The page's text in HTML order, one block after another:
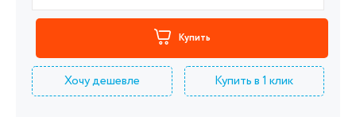
Купить
Хочу дешевле Купить в 1 клик